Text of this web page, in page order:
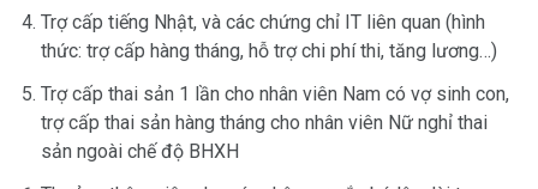
Trợ cấp tiếng Nhật, và các chứng chỉ IT liên quan (hình
thức: trợ cấp hàng tháng, hỗ trợ chi phí thi, tăng lương…)
Trợ cấp thai sản 1 lần cho nhân viên Nam có vợ sinh con,
trợ cấp thai sản hàng tháng cho nhân viên Nữ nghỉ thai
sản ngoài chế độ BHXH